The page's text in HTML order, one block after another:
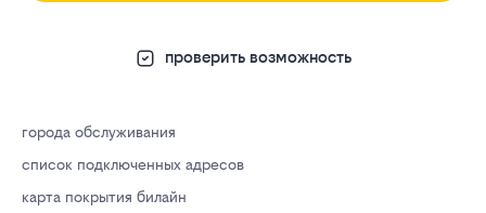
проверить возможность
города обслуживания
список подключенных адресов
карта покрытия билайн